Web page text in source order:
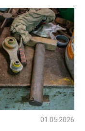
01.05.2026